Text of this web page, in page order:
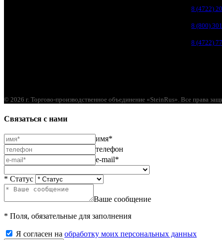
8 (4722)
8 (800)
8 (4722)
© 2026 г. Торгово-производственное объединение «SteinRus». Все права
Связаться с нами
имя*
телефон
e-mail*
* Статус
Ваше сообщение
* Поля, обязательные для заполнения
Я согласен на обработку моих персональных данных